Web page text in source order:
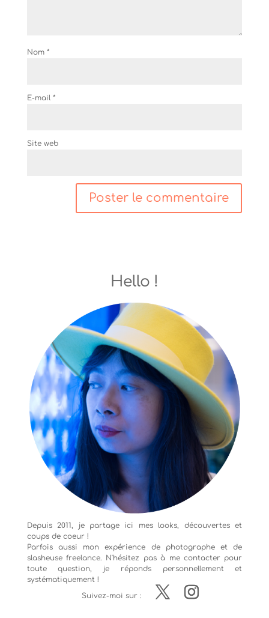
Nom *
E-mail *
Site web
Hello !
Depuis 2011, je partage ici mes looks, découvertes et
coups de coeur !
Parfois aussi mon expérience de photographeet de
slasheuse freelance. N'hésitez pas à me contacter pour
toute question, je réponds personnellement et
systématiquement !
Suivez-moi sur :